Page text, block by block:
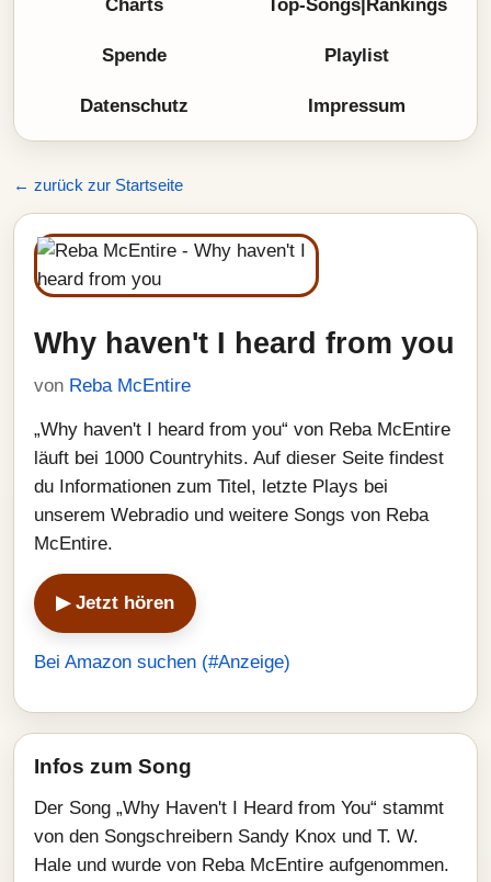
Charts Top-Songs|Rankings
Spende Playlist
Datenschutz Impressum
← zurück zur Startseite
Why haven't I heard from you
von Reba McEntire
„Why haven't I heard from you“ von Reba McEntire
läuft bei 1000 Countryhits. Auf dieser Seite findest
du Informationen zum Titel, letzte Plays bei
unserem Webradio und weitere Songs von Reba
McEntire.
▶ Jetzt hören
Bei Amazon suchen (#Anzeige)
Infos zum Song
Der Song „Why Haven't I Heard from You“ stammt
von den Songschreibern Sandy Knox und T. W.
Hale und wurde von Reba McEntire aufgenommen.